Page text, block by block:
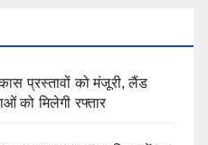
प्रस्तावों को मंजूरी, लैंड
को मिलेगी रफ्तार